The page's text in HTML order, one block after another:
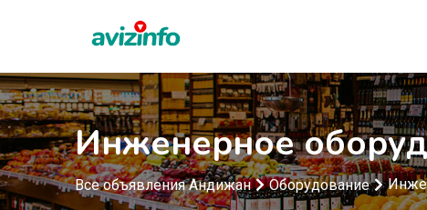
Инженерное
Все объявления Андижан Оборудование